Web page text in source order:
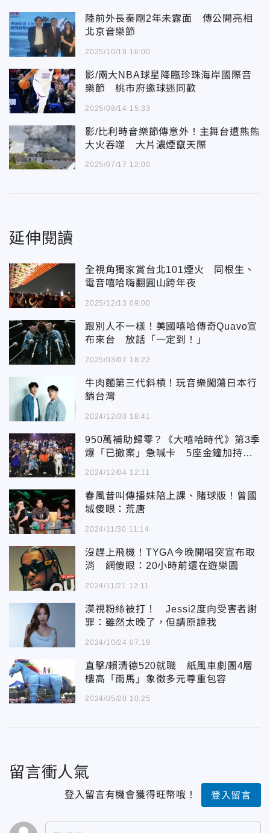
陸前外長秦剛2年未露面 傳公開亮相
北京音樂節
2025/10/19 16:00
影/兩大NBA球星降臨珍珠海岸國際音
樂節 桃市府邀球迷同歡
2025/08/14 15:33
影/比利時音樂節傳意外！主舞台遭熊熊
大火吞噬 大片濃煙竄天際
2025/07/17 12:00
延伸閱讀
全視角獨家賞台北101煙火 同根生、
電音嘻哈嗨翻圓山跨年夜
2025/12/13 09:00
跟別人不一樣！美國嘻哈傳奇Quavo宣
布來台 放話「一定到！」
2025/03/07 18:22
牛肉麵第三代斜槓！玩音樂闖蕩日本行
銷台灣
2024/12/30 18:41
950萬補助歸零？《大嘻哈時代》第3季
爆「已撤案」急喊卡 5座金鐘加持也
2024/12/04 12:11
春風昔叫傳播妹陪上課、賭球版！曾國
城傻眼：荒唐
2024/11/30 11:14
沒趕上飛機！TYGA今晚開唱突宣布取
消 網傻眼：20小時前還在遊樂園
2024/11/21 12:11
漠視粉絲被打！ Jessi2度向受害者謝
罪：雖然太晚了，但請原諒我
2024/10/24 07:19
直擊/賴清德520就職 紙風車劇團4層
樓高「雨馬」象徵多元尊重包容
2024/05/20 10:25
留言衝人氣
登入留言有機會獲得旺幣哦！ 登入留言